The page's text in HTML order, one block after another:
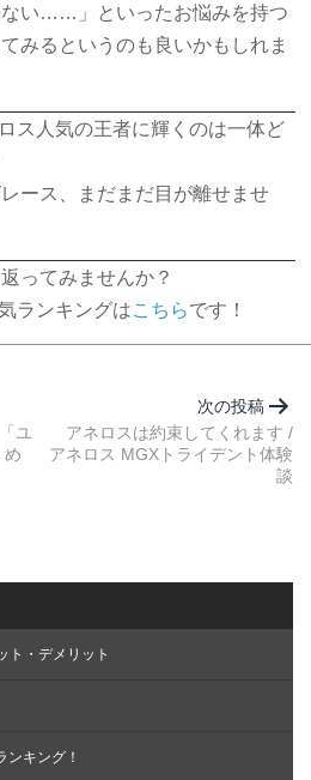
ない……」といったお悩みを持つ
みるというのも良いかもしれま
ス人気の王者に輝くのは一体ど
ース、まだまだ目が離せませ
ってみませんか？
ランキングはこちらです！
ユ
め
次の投稿
アネロスは約束してくれます /
アネロス MGXトライデント体験
談
ト・デメリット
キング！